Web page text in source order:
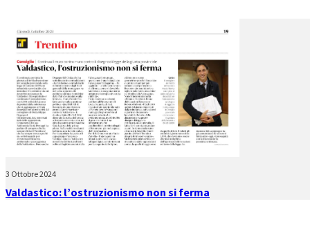
3 Ottobre 2024
Valdastico: l’ostruzionismo non si ferma